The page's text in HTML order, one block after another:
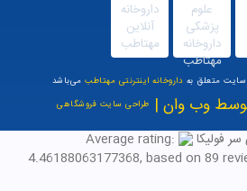
سایت متعلق به داروخانه اینترنتی مهتاطبمی‌باشد
وب وان | طراحی سایت فروشگاهی
فولیکا
Average rating:
4.46188063177368, based on 89